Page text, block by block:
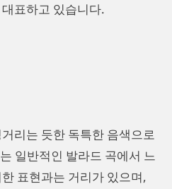
표하고 있습니다.
리는 듯한 독특한 음색으로
일반적인 발라드 곡에서 느
표현과는 거리가 있으며,